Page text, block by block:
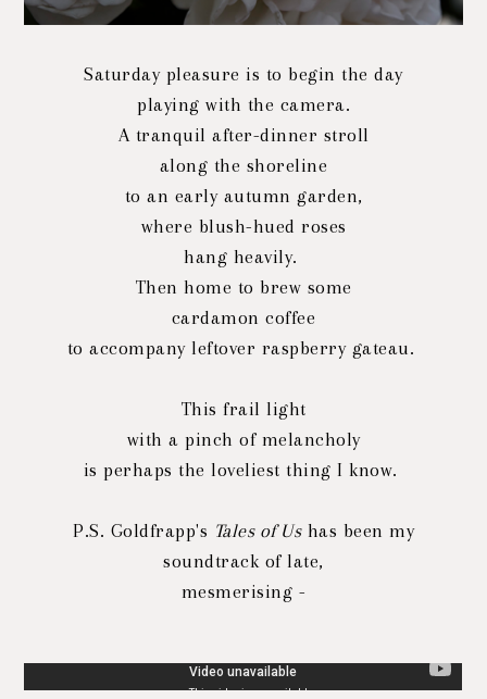
Saturday pleasure is to begin the day
playing with the camera.
A tranquil after-dinner stroll
along the shoreline
to an early autumn garden,
where blush-hued roses
hang heavily.
Then home to brew some
cardamon coffee
to accompany leftover raspberry gateau.
This frail light
with a pinch of melancholy
is perhaps the loveliest thing I know.
P.S. Goldfrapp's Tales of Ushas been my
soundtrack of late,
mesmerising -